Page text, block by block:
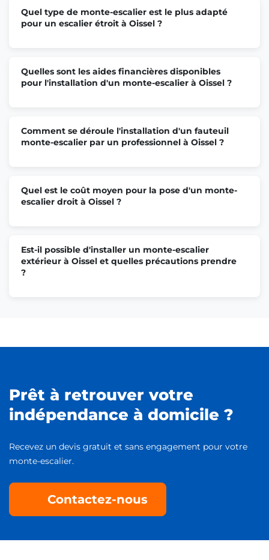
Quel type de monte-escalier est le plus adapté
pour un escalier étroit à Oissel ?
Quelles sont les aides financières disponibles
pour l'installation d'un monte-escalier à Oissel ?
Comment se déroule l'installation d'un fauteuil
monte-escalier par un professionnel à Oissel ?
Quel est le coût moyen pour la pose d'un monte-
escalier droit à Oissel ?
Est-il possible d'installer un monte-escalier
extérieur à Oissel et quelles précautions prendre
?
Prêt à retrouver votre
indépendance à domicile ?
Recevez un devis gratuit et sans engagement pour votre
monte-escalier.
Contactez-nous